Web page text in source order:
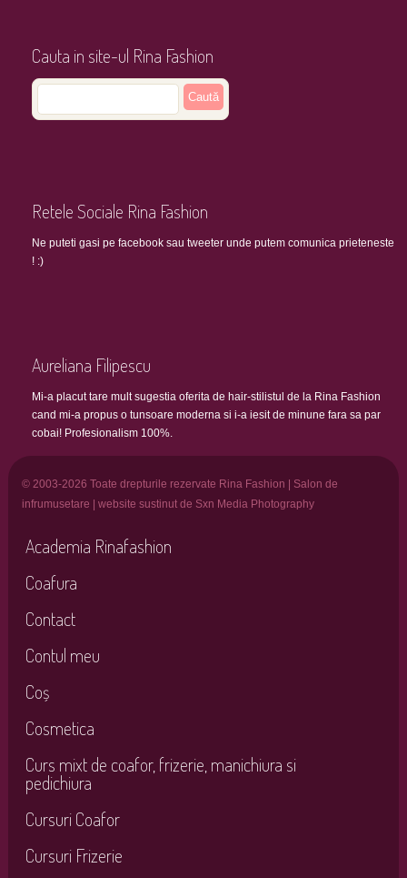
Cauta in site-ul Rina Fashion
Retele Sociale Rina Fashion
Ne puteti gasi pe facebook sau tweeter unde putem comunica prieteneste
! :)
Aureliana Filipescu
Mi-a placut tare mult sugestia oferita de hair-stilistul de la Rina Fashion
cand mi-a propus o tunsoare moderna si i-a iesit de minune fara sa par
cobai! Profesionalism 100%.
© 2003-2026 Toate drepturile rezervate Rina Fashion | Salon de
infrumusetare | website sustinut de Sxn Media Photography
Academia Rinafashion
Coafura
Contact
Contul meu
Coș
Cosmetica
Curs mixt de coafor, frizerie, manichiura si
pedichiura
Cursuri Coafor
Cursuri Frizerie